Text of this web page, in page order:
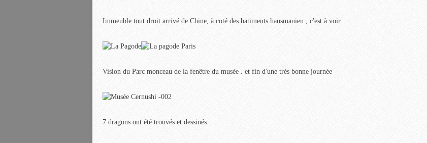
Immeuble tout droit arrivé de Chine, à coté des batiments hausmanien , c'est à voir
Vision du Parc monceau de la fenêtre du musée . et fin d'une trés bonne journée
7 dragons ont été trouvés et dessinés.